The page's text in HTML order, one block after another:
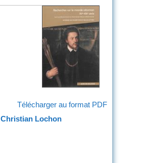
Télécharger au format PDF
Christian Lochon